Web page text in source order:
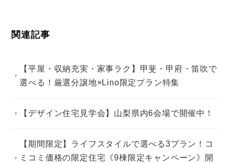
関連記事
【平屋・収納充実・家事ラク】甲斐・甲府・笛吹で
選べる！厳選分譲地×Lino限定プラン特集
【デザイン住宅見学会】山梨県内6会場で開催中！
【期間限定】ライフスタイルで選べる3プラン！コ
ミコミ価格の限定住宅《9棟限定キャンペーン》開